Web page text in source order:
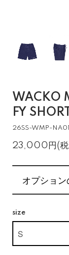
WACKO
FY
26SS-WMP-NA01
23,000円(
オプショ
size